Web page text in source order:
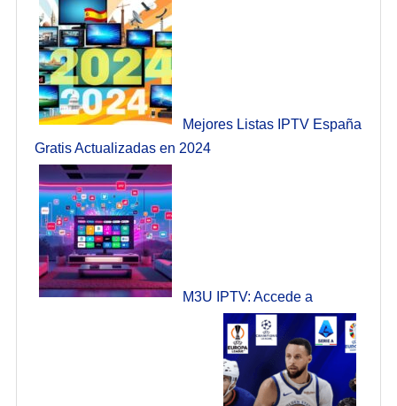
Mejores Listas IPTV España
Gratis Actualizadas en 2024
M3U IPTV: Accede a